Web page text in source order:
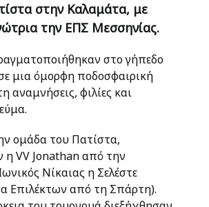
στην Καλαμάτα, με
την ΕΠΣ Μεσσηνίας.
στο γήπεδο
μια όμορφη ποδοσφαιρική
αναμνήσεις, φιλίες και
ομάδα του Πατίστα,
η VV Jonathan από την
Νίκαιας η Σελέστε
Επιλέκτων από τη Σπάρτη).